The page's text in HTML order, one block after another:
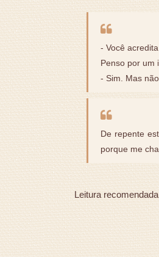
- Você
Penso por um
- Sim. Mas
De repente
porque me
Leitura